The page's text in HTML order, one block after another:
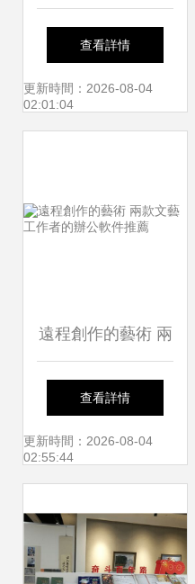
閬中過年 一場穿越
千年的文藝尋根之
查看詳情
更新時間：2026-08-04
02:01:04
遠程創作的藝術 兩
款文藝工作者的辦
公軟件推薦
查看詳情
更新時間：2026-08-04
02:55:44